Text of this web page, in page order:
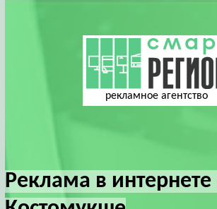
рекламное агентство
Реклама в интернете